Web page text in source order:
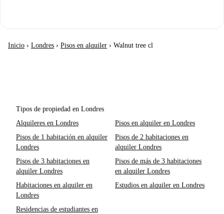
Inicio › Londres › Pisos en alquiler › Walnut tree cl
Tipos de propiedad en Londres
Alquileres en Londres
Pisos en alquiler en Londres
Pisos de 1 habitación en alquiler
Londres
Pisos de 2 habitaciones en
alquiler Londres
Pisos de 3 habitaciones en
alquiler Londres
Pisos de más de 3 habitaciones
en alquiler Londres
Habitaciones en alquiler en
Londres
Estudios en alquiler en Londres
Residencias de estudiantes en